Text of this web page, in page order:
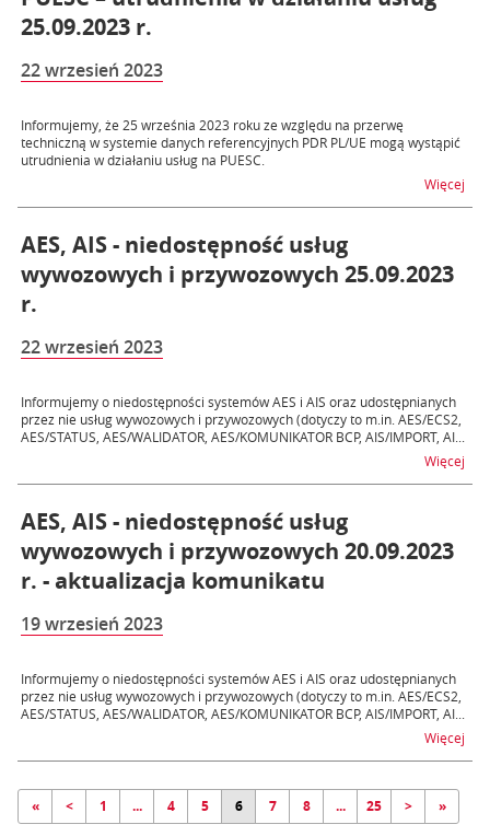
25.09.2023 r.
22 wrzesień 2023
Informujemy, że 25 września 2023 roku ze względu na przerwę
techniczną w systemie danych referencyjnych PDR PL/UE mogą wystąpić
utrudnienia w działaniu usług na PUESC.
Więcej
AES, AIS - niedostępność usług
wywozowych i przywozowych 25.09.2023
r.
22 wrzesień 2023
Informujemy o niedostępności systemów AES i AIS oraz udostępnianych
przez nie usług wywozowych i przywozowych (dotyczy to m.in. AES/ECS2,
AES/STATUS, AES/WALIDATOR, AES/KOMUNIKATOR BCP, AIS/IMPORT, AI...
Więcej
AES, AIS - niedostępność usług
wywozowych i przywozowych 20.09.2023
r. - aktualizacja komunikatu
19 wrzesień 2023
Informujemy o niedostępności systemów AES i AIS oraz udostępnianych
przez nie usług wywozowych i przywozowych (dotyczy to m.in. AES/ECS2,
AES/STATUS, AES/WALIDATOR, AES/KOMUNIKATOR BCP, AIS/IMPORT, AI...
Więcej
« < 1 ... 4 5 6 7 8 ... 25 > »